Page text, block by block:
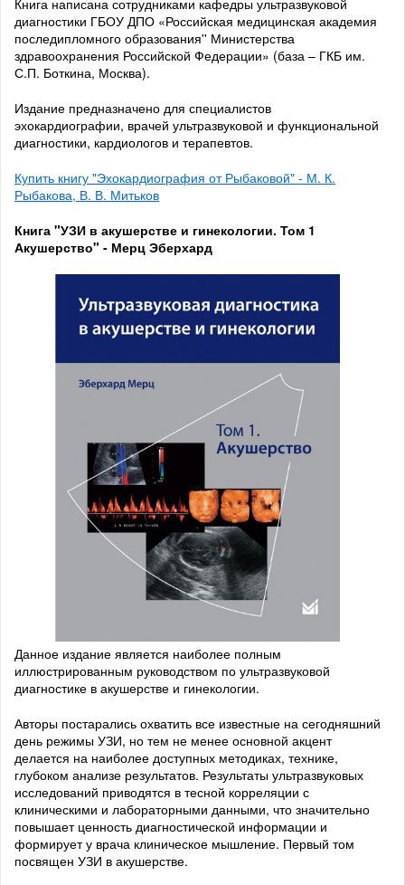
Книга написана сотрудниками кафедры ультразвуковой
диагностики ГБОУ ДПО «Российская медицинская академия
последипломного образования'' Министерства
здравоохранения Российской Федерации» (база – ГКБ им.
С.П. Боткина, Москва).
Издание предназначено для специалистов
эхокардиографии, врачей ультразвуковой и функциональной
диагностики, кардиологов и терапевтов.
Купить книгу "Эхокардиография от Рыбаковой" - М. К.
Рыбакова, В. В. Митьков
Книга "УЗИ в акушерстве и гинекологии. Том 1
Акушерство" - Мерц Эберхард
Данное издание является наиболее полным
иллюстрированным руководством по ультразвуковой
диагностике в акушерстве и гинекологии.
Авторы постарались охватить все известные на сегодняшний
день режимы УЗИ, но тем не менее основной акцент
делается на наиболее доступных методиках, технике,
глубоком анализе результатов. Результаты ультразвуковых
исследований приводятся в тесной корреляции с
клиническими и лабораторными данными, что значительно
повышает ценность диагностической информации и
формирует у врача клиническое мышление. Первый том
посвящен УЗИ в акушерстве.